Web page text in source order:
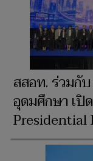
สสอท. ร่วมกับ
อุดมศึกษา เปิ
Presidential